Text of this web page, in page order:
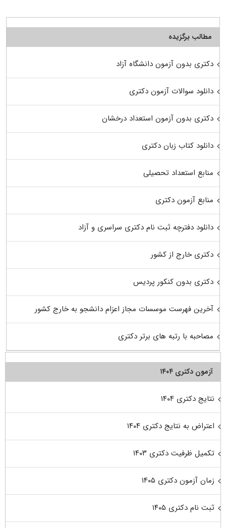
مطالب برگزیده
دکتری بدون آزمون دانشگاه آزاد
دانلود سوالات آزمون دکتری
دکتری بدون آزمون استعداد درخشان
دانلود کتاب زبان دکتری
منابع استعداد تحصیلی
منابع آزمون دکتری
دانلود دفترچه ثبت نام دکتری سراسری و آزاد
دکتری خارج از کشور
دکتری بدون کنکور پردیس
آخرین فهرست موسسات مجاز اعزام دانشجو به خارج کشور
مصاحبه با رتبه های برتر دکتری
آزمون دکتری ۱۴۰۴
نتایج دکتری ۱۴۰۴
اعتراض به نتایج دکتری ۱۴۰۴
تکمیل ظرفیت دکتری ۱۴۰۳
زمان آزمون دکتری ۱۴۰۵
ثبت نام دکتری ۱۴۰۵